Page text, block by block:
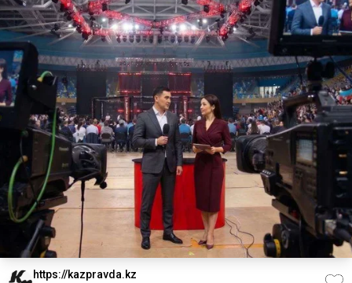
https://kazpravda.kz